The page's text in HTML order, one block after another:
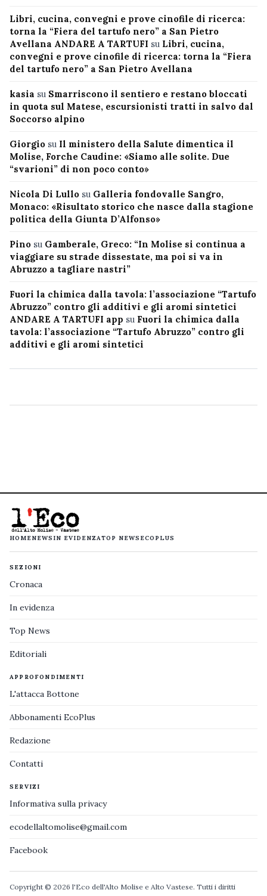
Libri, cucina, convegni e prove cinofile di ricerca:
torna la “Fiera del tartufo nero” a San Pietro
Avellana ANDARE A TARTUFI su Libri, cucina,
convegni e prove cinofile di ricerca: torna la “Fiera
del tartufo nero” a San Pietro Avellana
kasia su Smarriscono il sentiero e restano bloccati
in quota sul Matese, escursionisti tratti in salvo dal
Soccorso alpino
Giorgio su Il ministero della Salute dimentica il
Molise, Forche Caudine: «Siamo alle solite. Due
“svarioni” di non poco conto»
Nicola Di Lullo su Galleria fondovalle Sangro,
Monaco: «Risultato storico che nasce dalla stagione
politica della Giunta D’Alfonso»
Pino su Gamberale, Greco: “In Molise si continua a
viaggiare su strade dissestate, ma poi si va in
Abruzzo a tagliare nastri”
Fuori la chimica dalla tavola: l’associazione “Tartufo
Abruzzo” contro gli additivi e gli aromi sintetici
ANDARE A TARTUFI app su Fuori la chimica dalla
tavola: l’associazione “Tartufo Abruzzo” contro gli
additivi e gli aromi sintetici
HOMENEWS IN EVIDENZATOP NEWS ECOPLUS
SEZIONI
Cronaca
In evidenza
Top News
Editoriali
APPROFONDIMENTI
L'attacca Bottone
Abbonamenti EcoPlus
Redazione
Contatti
SERVIZI
Informativa sulla privacy
ecodellaltomolise@gmail.com
Facebook
Copyright © 2026 l'Eco dell'Alto Molise e Alto Vastese. Tutti i diritti